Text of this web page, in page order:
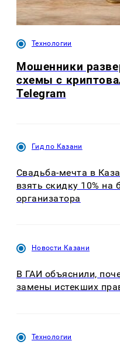
Технологии
Мошенники
схемы с
Telegram
Гид по Казани
Свадьба-мечта в
взять скидку 10% на
организатора
Новости Казани
В ГАИ объяснили,
замены истекших
Технологии